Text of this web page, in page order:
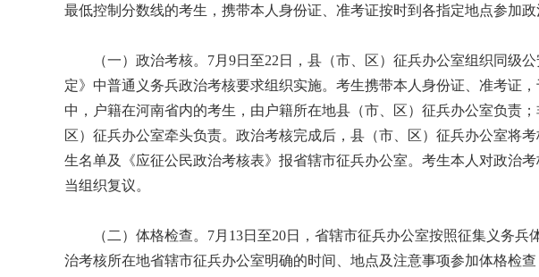
最低控制分数线的考生，携带本人身份证、准考证按时到各指定地点参加政
（一）政治考核。7月9日至22日，县（市、区）征兵办公室组织同级公
定》中普通义务兵政治考核要求组织实施。考生携带本人身份证、准考证
中，户籍在河南省内的考生，由户籍所在地县（市、区）征兵办公室负责
区）征兵办公室牵头负责。政治考核完成后，县（市、区）征兵办公室将
生名单及《应征公民政治考核表》报省辖市征兵办公室。考生本人对政治
当组织复议。
（二）体格检查。7月13日至20日，省辖市征兵办公室按照征集义务兵
治考核所在地省辖市征兵办公室明确的时间、地点及注意事项参加体格检